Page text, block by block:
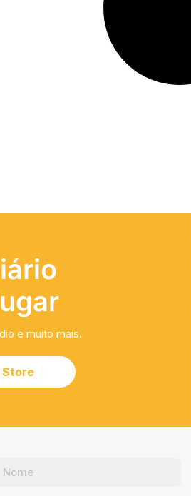
e muito mais.
Store